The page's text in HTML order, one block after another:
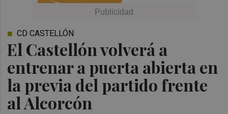
El Castellón volverá a
entrenar a puerta abierta en
la previa del partido frente
al Alcorcón
CD CASTELLÓN